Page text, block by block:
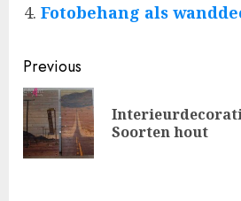
Fotobehang als
Post
navigation
Previous
Soorten hout